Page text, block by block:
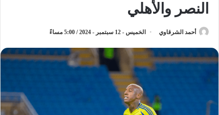
النصر والأهلي
أحمد الشرقاوي الخميس - 12 سبتمبر - 2024 / 5:00 مساءً